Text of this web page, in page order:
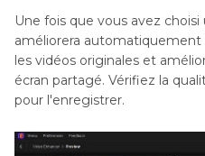
Une fois que vous avez
améliorera automatiquement
les vidéos originales et
écran partagé. Vérifiez la
pour l'enregistrer.